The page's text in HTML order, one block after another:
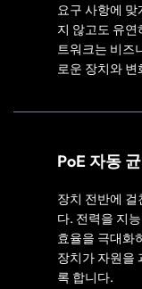
요구 사항에
지 않고도 유
트워크는 비즈
로운 장치와
PoE 자동
장치 전반에
다. 전력을 지
효율을 극대화
장치가 자원을
록 합니다.